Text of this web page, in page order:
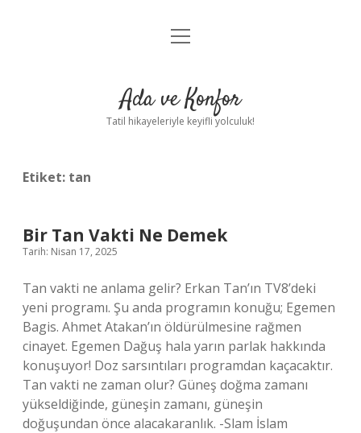
Anasayfa
Yasal Uyarı
menüyü
Ada ve Konfor
Tatil hikayeleriyle keyifli yolculuk!
Etiket: tan
Bir Tan Vakti Ne Demek
Tarih: Nisan 17, 2025
Tan vakti ne anlama gelir? Erkan Tan’ın TV8’deki
yeni programı. Şu anda programın konuğu; Egemen
Bagis. Ahmet Atakan’ın öldürülmesine rağmen
cinayet. Egemen Dağuş hala yarın parlak hakkında
konuşuyor! Doz sarsıntıları programdan kaçacaktır.
Tan vakti ne zaman olur? Güneş doğma zamanı
yükseldiğinde, güneşin zamanı, güneşin
doğuşundan önce alacakaranlık. -Slam İslam